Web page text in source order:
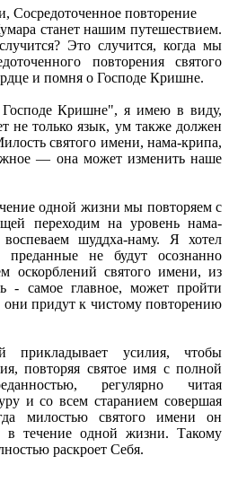
станет нашим путешествием.
Это случится, когда мы
повторения святого
и помня о Господе Кришне.
Кришне", я имею в виду,
не только язык, ум также должен
святого имени, нама-крипа,
— она может изменить наше
одной жизни мы повторяем с
переходим на уровень нама-
шуддха-наму. Я хотел
преданные не будут осознанно
оскорблений святого имени, из
- самое главное, может пройти
придут к чистому повторению
прикладывает усилия, чтобы
повторяя святое имя с полной
регулярно читая
и со всем старанием совершая
милостью святого имени он
в течение одной жизни. Такому
раскроет Себя.